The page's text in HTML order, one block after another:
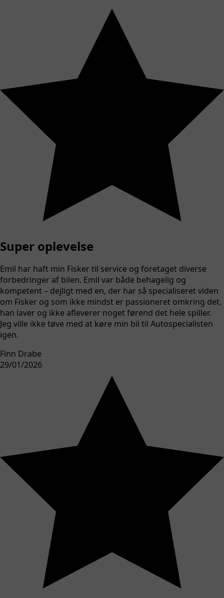
Super oplevelse
Emil har haft min Fisker til service og foretaget diverse
forbedringer af bilen. Emil var både behagelig og
kompetent – dejligt med en, der har så specialiseret viden
om Fisker og som ikke mindst er passioneret omkring det,
han laver og ikke afleverer noget førend det hele spiller.
Jeg ville ikke tøve med at køre min bil til Autospecialisten
igen.
Finn Drabe
29/01/2026